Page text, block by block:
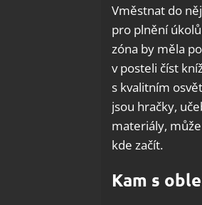
Vměstnat do
pro plnění
zóna by měla
v posteli číst
s kvalitním
jsou hračky,
materiály,
kde začít.
Kam s